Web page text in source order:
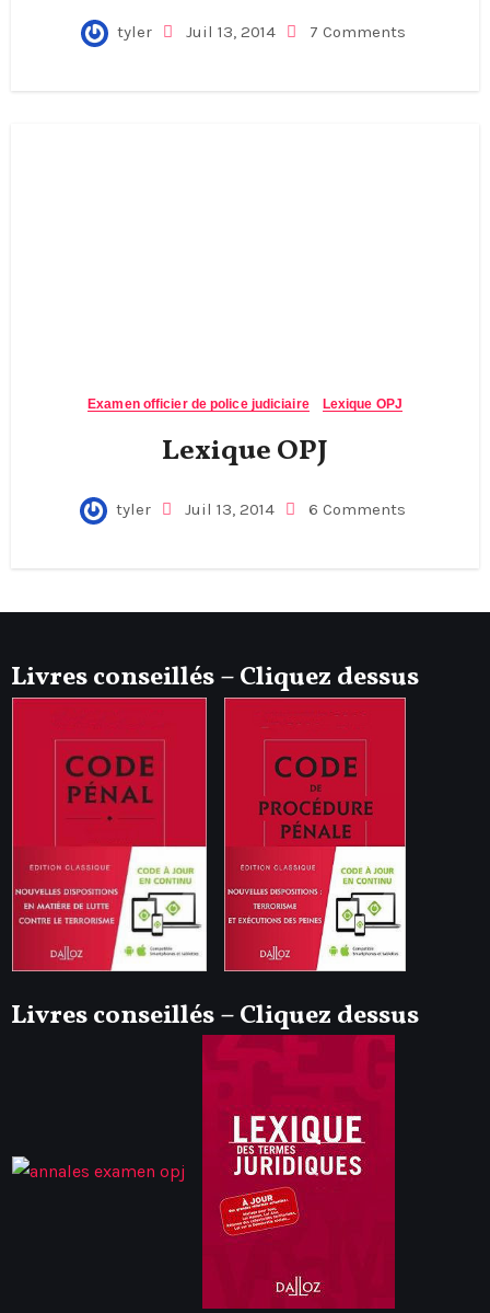
tyler Juil 13, 2014 7 Comments
Examen officier de police judiciaire Lexique OPJ
Lexique OPJ
tyler Juil 13, 2014 6 Comments
Livres conseillés – Cliquez dessus
Livres conseillés – Cliquez dessus